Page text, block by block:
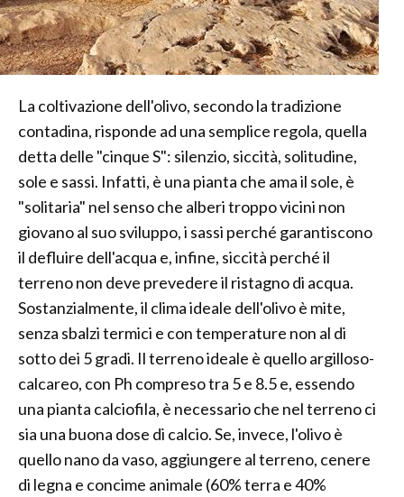
La coltivazione dell'olivo, secondo la tradizione
contadina, risponde ad una semplice regola, quella
detta delle "cinque S": silenzio, siccità, solitudine,
sole e sassi. Infatti, è una pianta che ama il sole, è
"solitaria" nel senso che alberi troppo vicini non
giovano al suo sviluppo, i sassi perché garantiscono
il defluire dell'acqua e, infine, siccità perché il
terreno non deve prevedere il ristagno di acqua.
Sostanzialmente, il clima ideale dell'olivo è mite,
senza sbalzi termici e con temperature non al di
sotto dei 5 gradi. Il terreno ideale è quello argilloso-
calcareo, con Ph compreso tra 5 e 8.5 e, essendo
una pianta calciofila, è necessario che nel terreno ci
sia una buona dose di calcio. Se, invece, l'olivo è
quello nano da vaso, aggiungere al terreno, cenere
di legna e concime animale (60% terra e 40%